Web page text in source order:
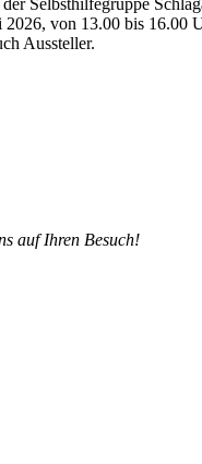
Selbsthilfegruppe
von 13.00 bis 16.00
Aussteller.
auf Ihren Besuch!